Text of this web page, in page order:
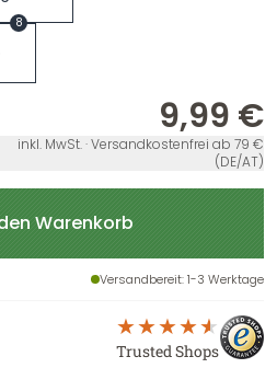
8
9,99 €
inkl. MwSt. · Versandkostenfrei ab 79 €
(DE/AT)
Warenkorb
Versandbereit: 1-3 Werktage
Trusted Shops